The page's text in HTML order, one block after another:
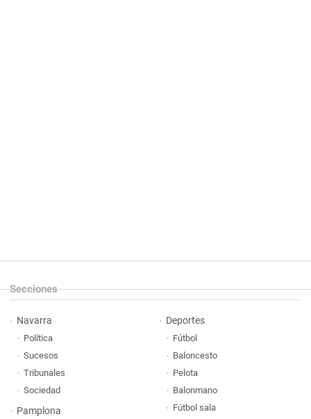
Secciones
Navarra
Política
Sucesos
Tribunales
Sociedad
Pamplona
Deportes
Fútbol
Baloncesto
Pelota
Balonmano
Fútbol sala